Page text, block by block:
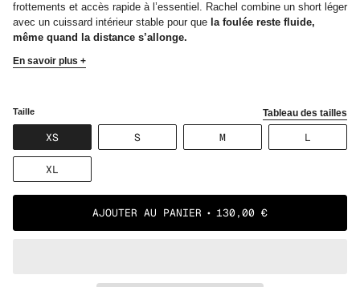
frottements et accès rapide à l’essentiel. Rachel combine un short léger
avec un cuissard intérieur stable pour que la foulée reste fluide,
même quand la distance s’allonge.
En savoir plus +
Taille Tableau des tailles
XSVARIANTE
ÉPUISÉE
SVARIANTE
ÉPUISÉE
MVARIANTE
ÉPUISÉE
L
ÉPUISÉE
XL
ÉPUISÉE
OU
AJOUTER AU PANIER 130,00 €